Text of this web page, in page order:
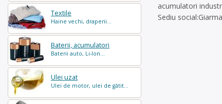
Textile
Haine vechi, draperii...
Baterii, acumulatori
Baterii auto, Li-Ion...
Ulei uzat
Ulei de motor, ulei de gătit...
acumulatori
Sediu